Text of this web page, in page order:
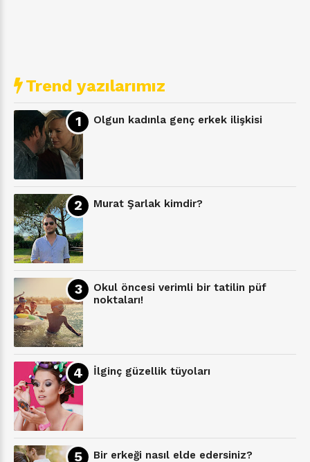
Trend yazılarımız
Olgun kadınla genç erkek ilişkisi
Murat Şarlak kimdir?
Okul öncesi verimli bir tatilin püf
noktaları!
İlginç güzellik tüyoları
Bir erkeği nasıl elde edersiniz?